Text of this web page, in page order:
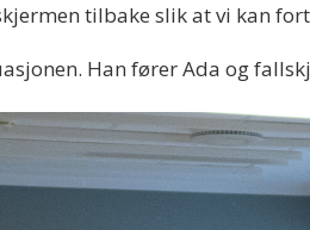
tilbake slik at vi kan
Han fører Ada og